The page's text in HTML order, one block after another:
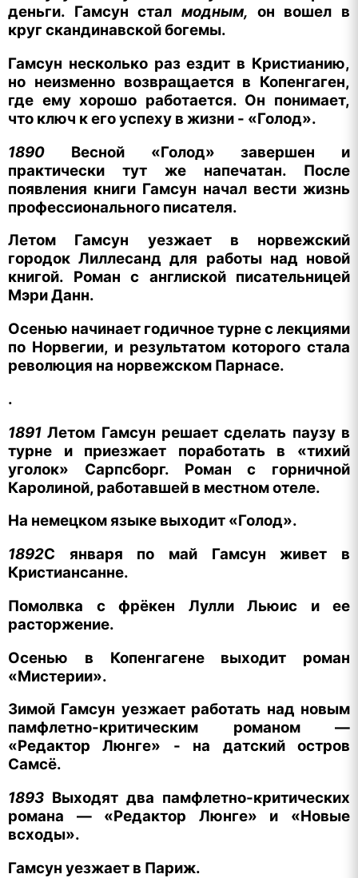
деньги. Гамсун стал модным, он вошел в
круг скандинавской богемы.
Гамсун несколько раз ездит в Кристианию,
но неизменно возвращается в Копенгаген,
где ему хорошо работается. Он понимает,
что ключ к его успеху в жизни - «Голод».
1890 Весной «Голод» завершен и
практически тут же напечатан. После
появления книги Гамсун начал вести жизнь
профессионального писателя.
Летом Гамсун уезжает в норвежский
городок Лиллесанд для работы над новой
книгой. Роман с англиской писательницей
Мэри Данн.
Осенью начинает годичное турне с лекциями
по Норвегии, и результатом которого стала
революция на норвежском Парнасе.
.
1891Летом Гамсун решает сделать паузу в
турне и приезжает поработать в «тихий
уголок» Сарпсборг. Роман с горничной
Каролиной, работавшей в местном отеле.
На немецком языке выходит «Голод».
1892С января по май Гамсун живет в
Кристиансанне.
Помолвка с фрёкен Лулли Льюис и ее
расторжение.
Осенью в Копенгагене выходит роман
«Мистерии».
Зимой Гамсун уезжает работать над новым
памфлетно-критическим романом —
«Редактор Люнге» - на датский остров
Самсё.
1893 Выходят два памфлетно-критических
романа — «Редактор Люнге» и «Новые
всходы».
Гамсун уезжает в Париж.